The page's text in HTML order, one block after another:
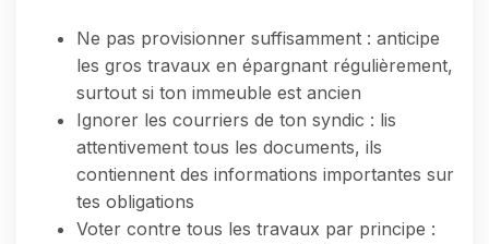
Ne pas provisionner suffisamment : anticipe
les gros travaux en épargnant régulièrement,
surtout si ton immeuble est ancien
Ignorer les courriers de ton syndic : lis
attentivement tous les documents, ils
contiennent des informations importantes sur
tes obligations
Voter contre tous les travaux par principe :